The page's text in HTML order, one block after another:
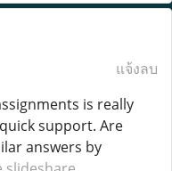
แจ้งลบ
is really
support. Are
answers by